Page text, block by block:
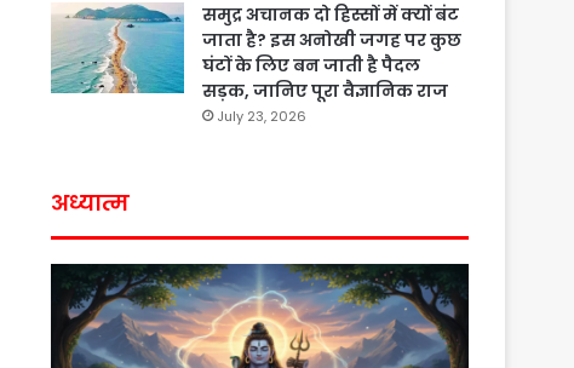
समुद्र अचानक दो हिस्सों में क्यों बंट
जाता है? इस अनोखी जगह पर कुछ
घंटों के लिए बन जाती है पैदल
सड़क, जानिए पूरा वैज्ञानिक राज
July 23, 2026
अध्यात्म